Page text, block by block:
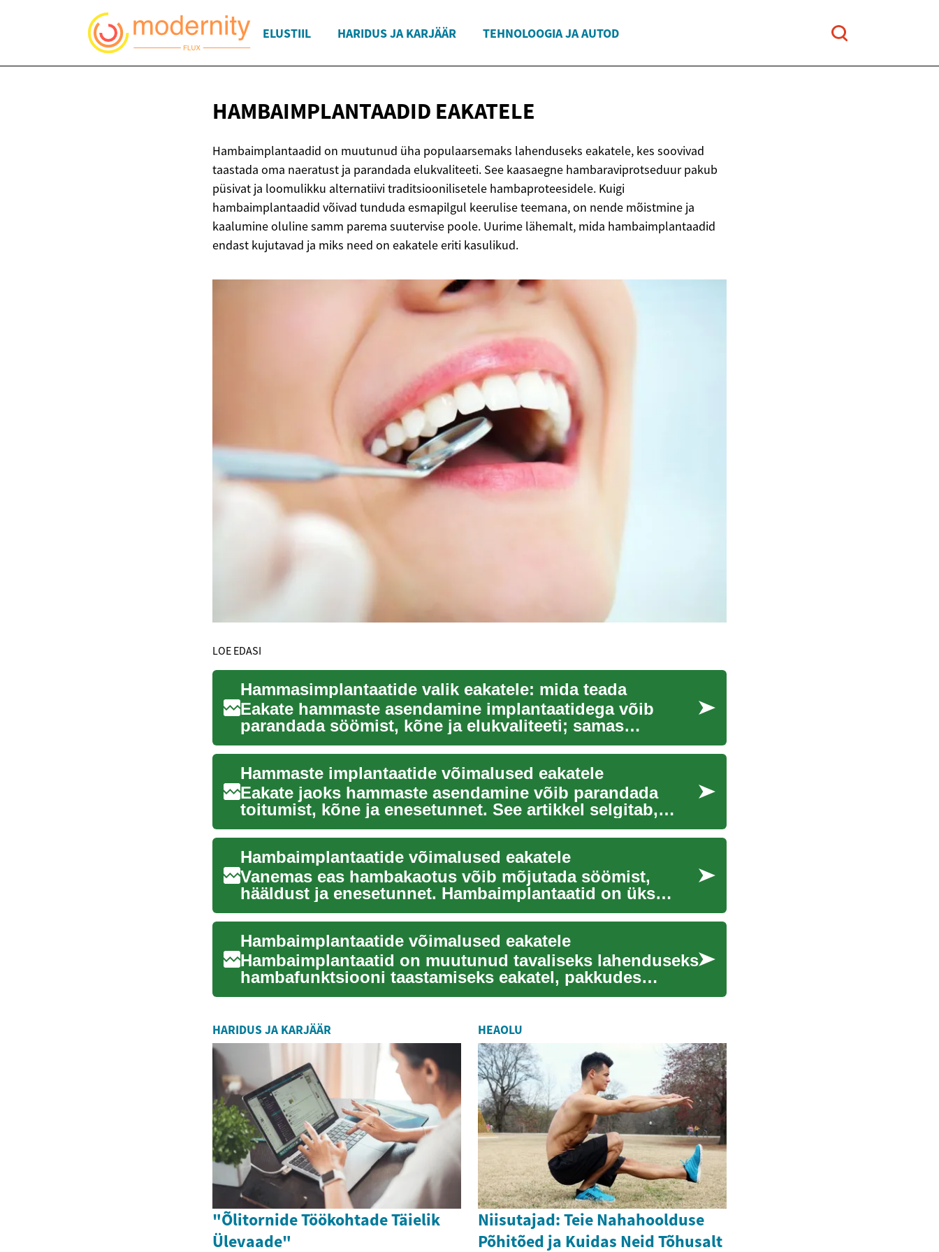
ELUSTIIL HARIDUS JA KARJÄÄR TEHNOLOOGIA JA AUTOD
HAMBAIMPLANTAADID EAKATELE
Hambaimplantaadid on muutunud üha populaarsemaks lahenduseks eakatele, kes soovivad
taastada oma naeratust ja parandada elukvaliteeti. See kaasaegne hambaraviprotseduur pakub
püsivat ja loomulikku alternatiivi traditsioonilisetele hambaproteesidele. Kuigi
hambaimplantaadid võivad tunduda esmapilgul keerulise teemana, on nende mõistmine ja
kaalumine oluline samm parema suutervise poole. Uurime lähemalt, mida hambaimplantaadid
endast kujutavad ja miks need on eakatele eriti kasulikud.
LOE EDASI
Hammasimplantaatide valik eakatele: mida teada
Eakate hammaste asendamine implantaatidega võib
parandada söömist, kõne ja elukvaliteeti; samas
kaasnevad protseduuri...
Hammaste implantaatide võimalused eakatele
Eakate jaoks hammaste asendamine võib parandada
toitumist, kõne ja enesetunnet. See artikkel selgitab,
kuidas dental ...
Hambaimplantaatide võimalused eakatele
Vanemas eas hambakaotus võib mõjutada söömist,
hääldust ja enesetunnet. Hambaimplantaatid on üks
võimalus püsivamaks ...
Hambaimplantaatide võimalused eakatele
Hambaimplantaatid on muutunud tavaliseks lahenduseks
hamba­funktsiooni taastamiseks eakatel, pakkudes
stabiilset tugi...
HARIDUS JA KARJÄÄR
"Õlitornide Töökohtade Täielik
Ülevaade"
HEAOLU
Niisutajad: Teie Nahahoolduse
Põhitõed ja Kuidas Neid Tõhusalt